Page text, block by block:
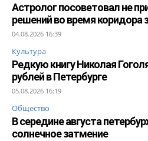
Астролог посоветовал не
решений во время коридора
04.08.2026 16:39
Культура
Редкую книгу Николая
рублей в Петербурге
05.08.2026 16:19
Общество
В середине августа
солнечное затмение